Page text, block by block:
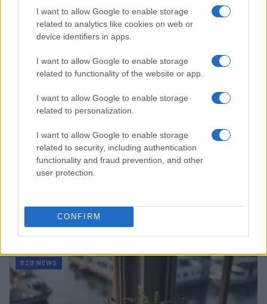
I want to allow Google to enable storage
related to analytics like cookies on web or
device identifiers in apps.
I want to allow Google to enable storage
related to functionality of the website or app.
I want to allow Google to enable storage
related to personalization.
I want to allow Google to enable storage
related to security, including authentication
functionality and fraud prevention, and other
user protection.
CONFIRM
Martina Marchesi · 10 Lug 2026
Acquisizione Fincantieri-WSense: i fondatori restano
e rimettono capitale
Linda Pellegrini · 7 Lug 2026
B2B NEWS